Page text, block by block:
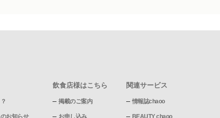
お知らせ
飲食店様はこちら
掲載のご案内
お申し込み
関連サービス
情報誌chaoo
BEAUTY chaoo